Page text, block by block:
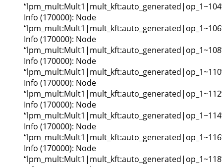
Info (170000): Node
Info (170000): Node
Info (170000): Node
Info (170000): Node
Info (170000): Node
Info (170000): Node
Info (170000): Node